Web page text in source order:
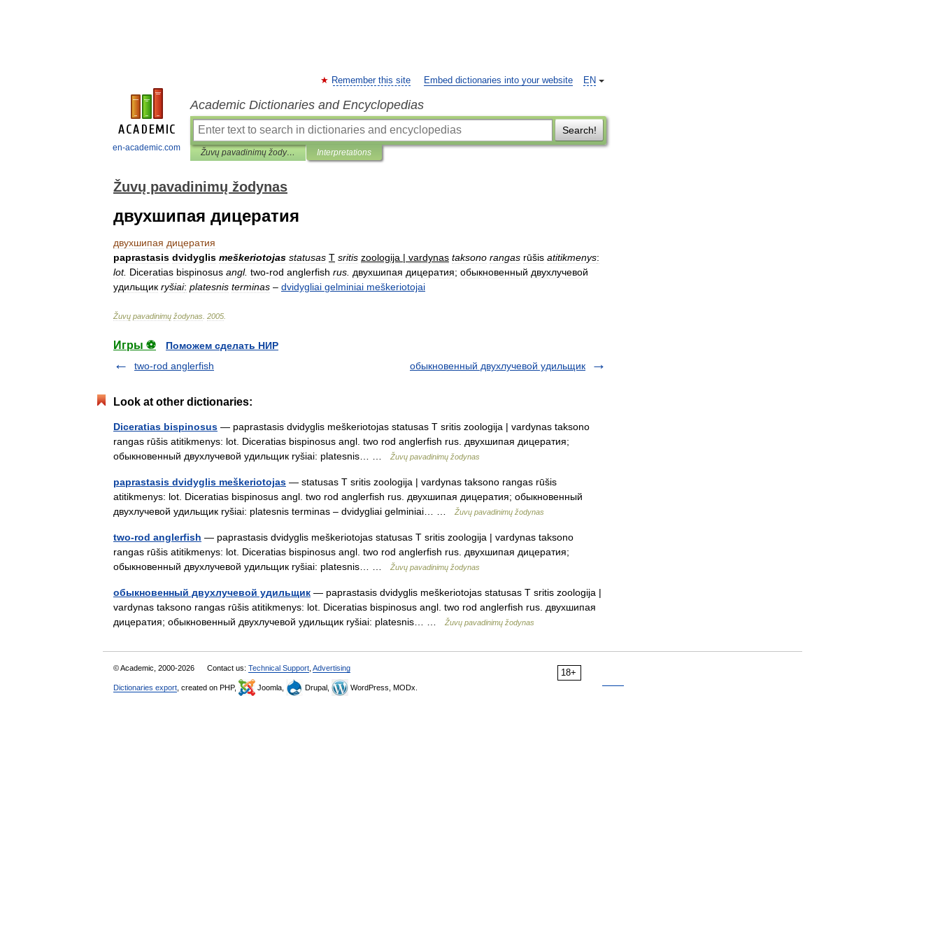
en-academic.com
EN
Remember this site Embed dictionaries into your website
Academic Dictionaries and Encyclopedias
Search!
Žuvų pavadinimų žodynas Interpretations
Žuvų pavadinimų žodynas
двухшипая дицератия
двухшипая дицератия
paprastasis dvidyglis meškeriotojas statusas T sritis zoologija | vardynas taksono rangas rūšis atitikmenys:
lot. Diceratias bispinosus angl. two-rod anglerfish rus двухшипая дицератия; обыкновенный двухлучевой
удильщик ryšiai: platesnis terminas – dvidygliai gelminiai meškeriotojai
Žuvų pavadinimų žodynas 2005
Игры ⚽
Поможем сделать НИР
two-rod anglerfish
обыкновенный двухлучевой удильщик
Look at other dictionaries:
Diceratias bispinosus — paprastasis dvidyglis meškeriotojas statusas T sritis zoologija | vardynas taksono
rangas rūšis atitikmenys: lot. Diceratias bispinosus angl. two rod anglerfish rus. двухшипая дицератия;
обыкновенный двухлучевой удильщик ryšiai: platesnis… …
Žuvų pavadinimų žodynas
paprastasis dvidyglis meškeriotojas — statusas T sritis zoologija | vardynas taksono rangas rūšis
atitikmenys: lot. Diceratias bispinosus angl. two rod anglerfish rus. двухшипая дицератия; обыкновенный
двухлучевой удильщик ryšiai: platesnis terminas – dvidygliai gelminiai… …
Žuvų pavadinimų žodynas
two-rod anglerfish — paprastasis dvidyglis meškeriotojas statusas T sritis zoologija | vardynas taksono
rangas rūšis atitikmenys: lot. Diceratias bispinosus angl. two rod anglerfish rus. двухшипая дицератия;
обыкновенный двухлучевой удильщик ryšiai: platesnis… …
Žuvų pavadinimų žodynas
обыкновенный двухлучевой удильщик — paprastasis dvidyglis meškeriotojas statusas T sritis zoologija |
vardynas taksono rangas rūšis atitikmenys: lot. Diceratias bispinosus angl. two rod anglerfish rus. двухшипая
дицератия; обыкновенный двухлучевой удильщик ryšiai: platesnis… …
Žuvų pavadinimų žodynas
18+
© Academic, 2000-2026 Contact us: Technical Support Advertising
Dictionaries export , created on PHP, Joomla, Drupal, WordPress, MODx.